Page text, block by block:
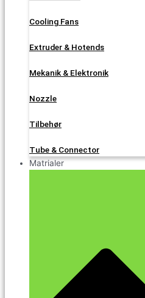
Cooling Fans
Extruder & Hotends
Mekanik & Elektronik
Nozzle
Tilbehør
Tube & Connector
Matrialer